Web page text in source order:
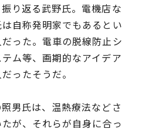
り返る武野氏。電機店な
自称発明家でもあるとい
った。電車の脱線防止シ
ム等、画期的なアイデア
ったそうだ。
男氏は、温熱療法などさ
が、それらが自身に合っ